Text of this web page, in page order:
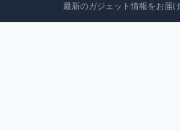
最新のガジェット情報をお届